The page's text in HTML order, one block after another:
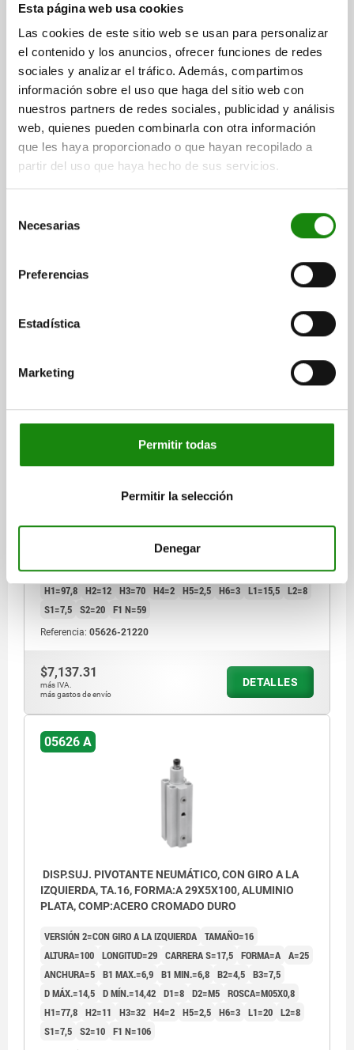
Esta página web usa cookies
Las cookies de este sitio web se usan para personalizar
el contenido y los anuncios, ofrecer funciones de redes
sociales y analizar el tráfico. Además, compartimos
información sobre el uso que haga del sitio web con
nuestros partners de redes sociales, publicidad y análisis
web, quienes pueden combinarla con otra información
que les haya proporcionado o que hayan recopilado a
partir del uso que haya hecho de sus servicios.
Necesarias
Preferencias
Estadística
Marketing
Permitir todas
Permitir la selección
Denegar
DISP.SUJ. PIVOTANTE NEUMÁTICO, CON GIRO A LA
IZQUIERDA, TA.12, FORMA:A 25X5X100, ALUMINIO
PLATA, COMP:ACERO CROMADO DURO
VERSIÓN 2=CON GIRO A LA IZQUIERDA TAMAÑO=12
ALTURA=100 LONGITUD=25 CARRERA S=17,5 FORMA=A
A=20
ANCHURA=5
B1 MAX.=4,9 B1 MIN.=4,8 B2=4,5 B3=7,5
D MÁX.=11,5
D MÍN.=11,42 D1=6 D2=M5 ROSCA=M03X0,5
H1=77,8
H2=12 H3=51 H4=2 H5=2,5 H6=3 L1=15,5
S1=7,5 S2=10 F1 N=59
más gastos de envío
05626 A
DISP.SUJ. PIVOTANTE NEUMÁTICO, CON GIRO A LA
IZQUIERDA, TA.12, FORMA:A 25X5X130, ALUMINIO
B1 MIN.=4,8
D MÁX.=11,5 D MÍN.=11,42 D1=6 D2=M5 ROSCA=M03X0,5
H1=97,8 H2=12 H3=70 H4=2 H5=2,5 H6=3 L1=15,5 L2=8
S1=7,5 S2=20 F1 N=59
Referencia: 05626-21220
$7,137.31
más IVA.
más gastos de envío
DETALLES
05626 A
DISP.SUJ. PIVOTANTE NEUMÁTICO, CON GIRO A LA
IZQUIERDA, TA.16, FORMA:A 29X5X100, ALUMINIO
PLATA, COMP:ACERO CROMADO DURO
VERSIÓN 2=CON GIRO A LA IZQUIERDA TAMAÑO=16
ALTURA=100 LONGITUD=29 CARRERA S=17,5 FORMA=A A=25
ANCHURA=5 B1 MAX.=6,9 B1 MIN.=6,8 B2=4,5 B3=7,5
D MÁX.=14,5 D MÍN.=14,42 D1=8 D2=M5 ROSCA=M05X0,8
H1=77,8 H2=11 H3=32 H4=2 H5=2,5 H6=3 L1=20 L2=8
S1=7,5 S2=10 F1 N=106